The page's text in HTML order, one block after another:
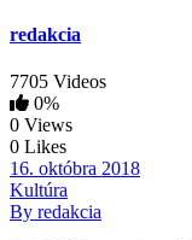
redakcia
7705 Videos
0%
0 Views
0 Likes
16. októbra 2018
Kultúra
By redakcia